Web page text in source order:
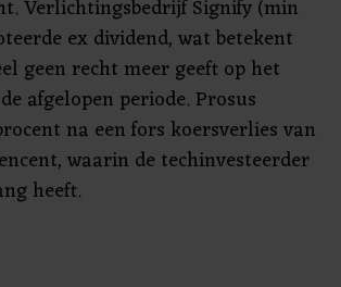
Verlichtingsbedrijf Signify (min
ex dividend, wat betekent
geen recht meer geeft op het
afgelopen periode. Prosus
na een fors koersverlies van
waarin de techinvesteerder
heeft.